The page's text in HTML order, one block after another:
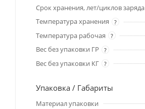
Срок хранения, лет/циклов заряда
Температура хранения
?
Температура рабочая
?
Вес без упаковки ГР
?
Вес без упаковки КГ
?
Упаковка / Габариты
Материал упаковки